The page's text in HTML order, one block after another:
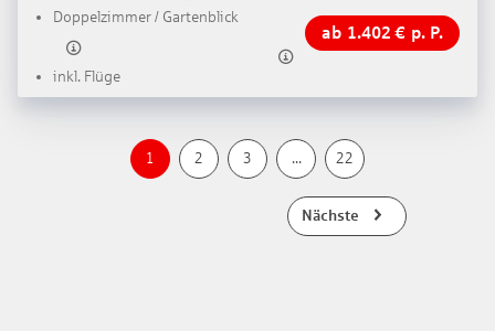
Doppelzimmer / Gartenblick
inkl. Flüge
ab 1.402 € p. P.
1 2 3 ... 22
Nächste